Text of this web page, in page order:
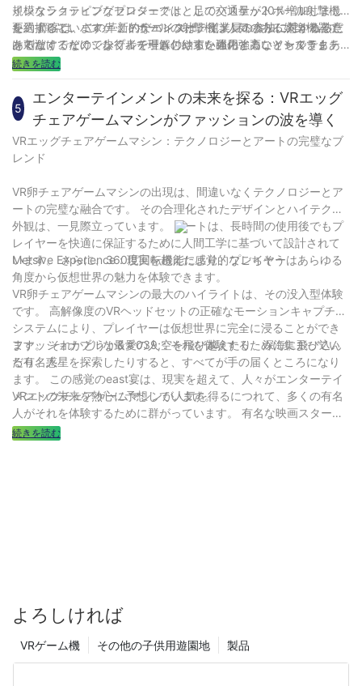
規模なショッピングセンターでは、足の交通量が20％増加しまし
た。 顧客は、この革新的なエンターテイメント方法に惹かれるだ
けでなく、そのシンプルで理解しやすい運用と高いインタラクテ
ィブ性のためにも長引くことがあります。
インタラクティブなプロジェクトとしてバスケットボール射撃機
を選択しています。 このデバイスは、従業員の参加に対する熱意
を刺激するだけでなく、チームの結束を強化することもできま
す。 特定のテクノロジー企業は、年間従業員の活動でバスケット
期待をはるかに上回っていることを発見しました。
要約すると、バスケットボールの射撃機は人気のある娯楽機器で
あるだけでなく、歩行者を引き付けるための強力なツールでもあ
ります。 エンターテインメントセンター、ショッピングモール、
の楽しみと人気をもたらします。 歩行者の交通量や双方向性を高
めることができるデバイスを探している場合、バスケットボール
射撃機は間違いなく理想的な選択です。
続きを読む
5
エンターテインメントの未来を探る：VRエッグ
チェアゲームマシンがファッションの波を導く
VRエッグチェアゲームマシン：テクノロジーとアートの完璧なブ
レンド
VR卵チェアゲームマシンの出現は、間違いなくテクノロジーとア
ートの完璧な融合です。 その合理化されたデザインとハイテクの
外観は、一見際立っています。 シートは、長時間の使用後でもプ
レイヤーを快適に保証するために人間工学に基づいて設計されて
います。 さらに、360度回転機能により、プレイヤーはあらゆる
角度から仮想世界の魅力を体験できます。
Mersive Experience：現実を超えた感覚的なごちそう
VR卵チェアゲームマシンの最大のハイライトは、その没入型体験
です。 高解像度のVRヘッドセットの正確なモーションキャプチャ
システムにより、プレイヤーは仮想世界に完全に浸ることができ
ます。 それかどうか&＃039;空を飛び越えたり、深海に飛び込ん
だり、惑星を探索したりすると、すべてが手の届くところになり
ます。 この感覚のeast宴は、現実を超えて、人々がエンターテイ
メントの未来を熱心に予想しています。
ファッショナブルな最愛の人：それを体験するために集まってい
る有名人
VRエッグチェアゲームマシンが人気を得るにつれて、多くの有名
人がそれを体験するために群がっています。 有名な映画スター
は、ソーシャルメディアのVRエッグチェアでの経験のビデオを共
続きを読む
よろしければ
製品
その他の子供用遊園地
VRゲーム機